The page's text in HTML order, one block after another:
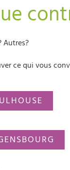
Autres?
ce qui vous